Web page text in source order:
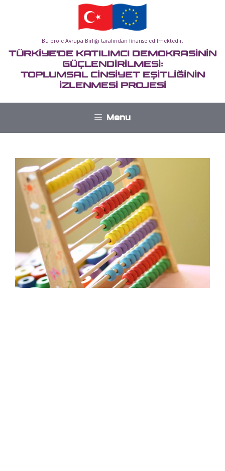
Bu proje Avrupa Birliği tarafından finanse edilmektedir.
TÜRKİYE'DE KATILIMCI DEMOKRASİNİN
GÜÇLENDİRİLMESİ:
TOPLUMSAL CİNSİYET EŞİTLİĞİNİN
İZLENMESİ PROJESİ
Menu